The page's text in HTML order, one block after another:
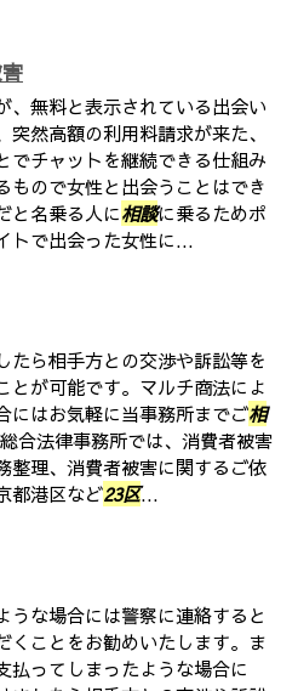
、無料と表示されている出会い
然高額の利用料請求が来た、
でチャットを継続できる仕組み
もので女性と出会うことはでき
と名乗る人に相談に乗るためポ
トで出会った女性に...
たら相手方との交渉や訴訟等を
とが可能です。マルチ商法によ
にはお気軽に当事務所までご相
合法律事務所では、消費者被害
整理、消費者被害に関するご依
都港区など23区...
うな場合には警察に連絡すると
くことをお勧めいたします。ま
払ってしまったような場合に